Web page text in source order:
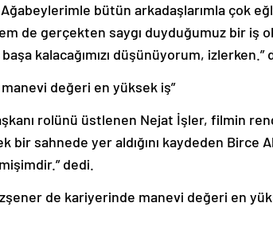
bütün arkadaşlarımla çok
de gerçekten saygı duyduğumuz bir iş
kalacağımızı düşünüyorum, izlerken.”
değeri en yüksek iş”
rolünü üstlenen Nejat İşler, filmin
bir sahnede yer aldığını kaydeden Birce
dedi.
de kariyerinde manevi değeri en